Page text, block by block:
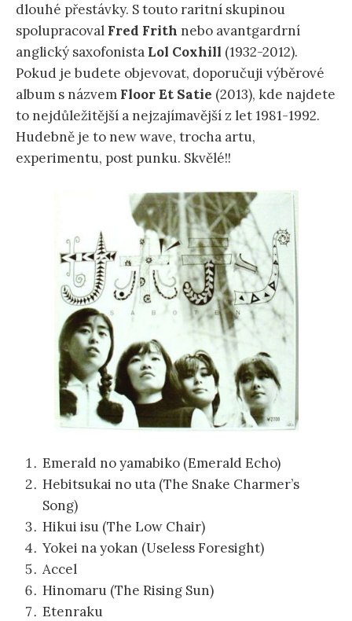
dlouhé přestávky. S touto raritní skupinou
spolupracoval Fred Frith nebo avantgardrní
anglický saxofonista Lol Coxhill (1932-2012).
Pokud je budete objevovat, doporučuji výběrové
album s názvem Floor Et Satie (2013), kde najdete
to nejdůležitější a nejzajímavější z let 1981-1992.
Hudebně je to new wave, trocha artu,
experimentu, post punku. Skvělé!!
Emerald no yamabiko (Emerald Echo)
Hebitsukai no uta (The Snake Charmer’s
Song)
Hikui isu (The Low Chair)
Yokei na yokan (Useless Foresight)
Accel
Hinomaru (The Rising Sun)
Etenraku